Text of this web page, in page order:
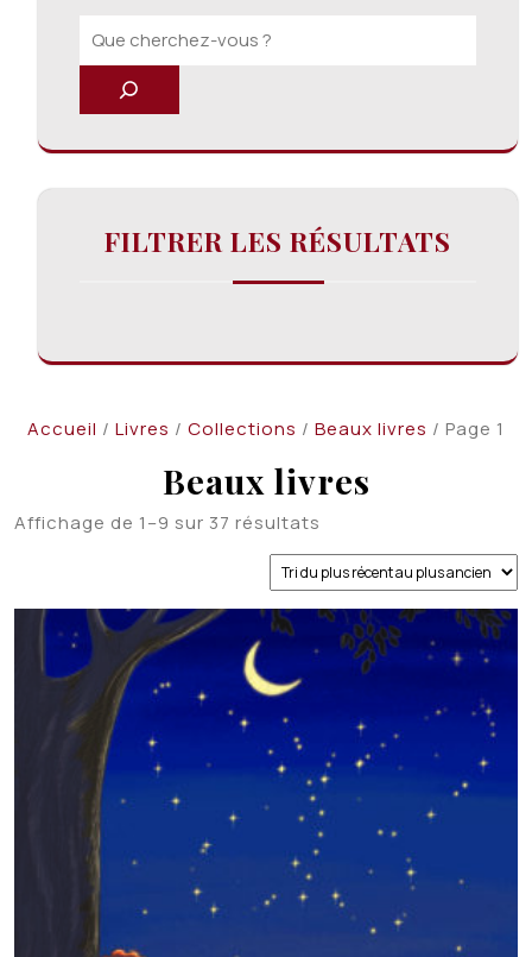
Accueil / Livres / Collections / Beaux livres / Page 1
Beaux livres
Affichage de 1–9 sur 37 résultats
plus
au
plus
ancien
FILTRER LES RÉSULTATS